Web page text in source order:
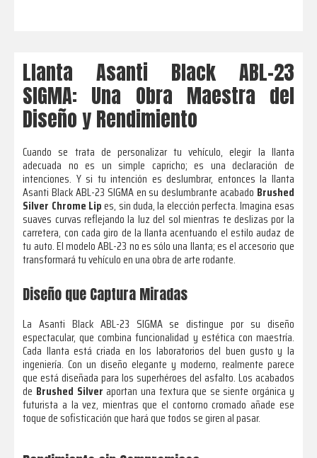
Llanta Asanti Black ABL-23
SIGMA: Una Obra Maestra del
Diseño y Rendimiento
Cuando se trata de personalizar tu vehículo, elegir la llanta
adecuada no es un simple capricho; es una declaración de
intenciones. Y si tu intención es deslumbrar, entonces la llanta
Asanti Black ABL-23 SIGMA en su deslumbrante acabado Brushed
Silver Chrome Lipes, sin duda, la elección perfecta. Imagina esas
suaves curvas reflejando la luz del sol mientras te deslizas por la
carretera, con cada giro de la llanta acentuando el estilo audaz de
tu auto. El modelo ABL-23 no es sólo una llanta; es el accesorio que
transformará tu vehículo en una obra de arte rodante.
Diseño que Captura Miradas
La Asanti Black ABL-23 SIGMA se distingue por su diseño
espectacular, que combina funcionalidad y estética con maestría.
Cada llanta está criada en los laboratorios del buen gusto y la
ingeniería. Con un diseño elegante y moderno, realmente parece
que está diseñada para los superhéroes del asfalto. Los acabados
de Brushed Silver aportan una textura que se siente orgánica y
futurista a la vez, mientras que el contorno cromado añade ese
toque de sofisticación que hará que todos se giren al pasar.